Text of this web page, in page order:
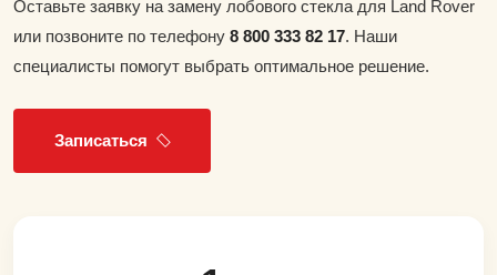
Оставьте заявку на замену лобового стекла для Land Rover
или позвоните по телефону 8 800 333 82 17. Наши
специалисты помогут выбрать оптимальное решение.
Записаться